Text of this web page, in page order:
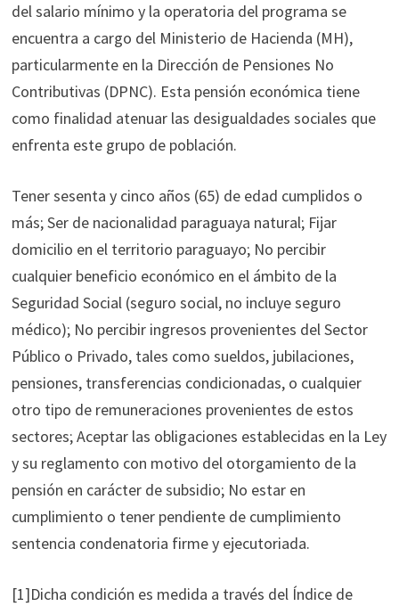
del salario mínimo y la operatoria del programa se
encuentra a cargo del Ministerio de Hacienda (MH),
particularmente en la Dirección de Pensiones No
Contributivas (DPNC). Esta pensión económica tiene
como finalidad atenuar las desigualdades sociales que
enfrenta este grupo de población.
Tener sesenta y cinco años (65) de edad cumplidos o
más; Ser de nacionalidad paraguaya natural; Fijar
domicilio en el territorio paraguayo; No percibir
cualquier beneficio económico en el ámbito de la
Seguridad Social (seguro social, no incluye seguro
médico); No percibir ingresos provenientes del Sector
Público o Privado, tales como sueldos, jubilaciones,
pensiones, transferencias condicionadas, o cualquier
otro tipo de remuneraciones provenientes de estos
sectores; Aceptar las obligaciones establecidas en la Ley
y su reglamento con motivo del otorgamiento de la
pensión en carácter de subsidio; No estar en
cumplimiento o tener pendiente de cumplimiento
sentencia condenatoria firme y ejecutoriada.
[1]Dicha condición es medida a través del Índice de